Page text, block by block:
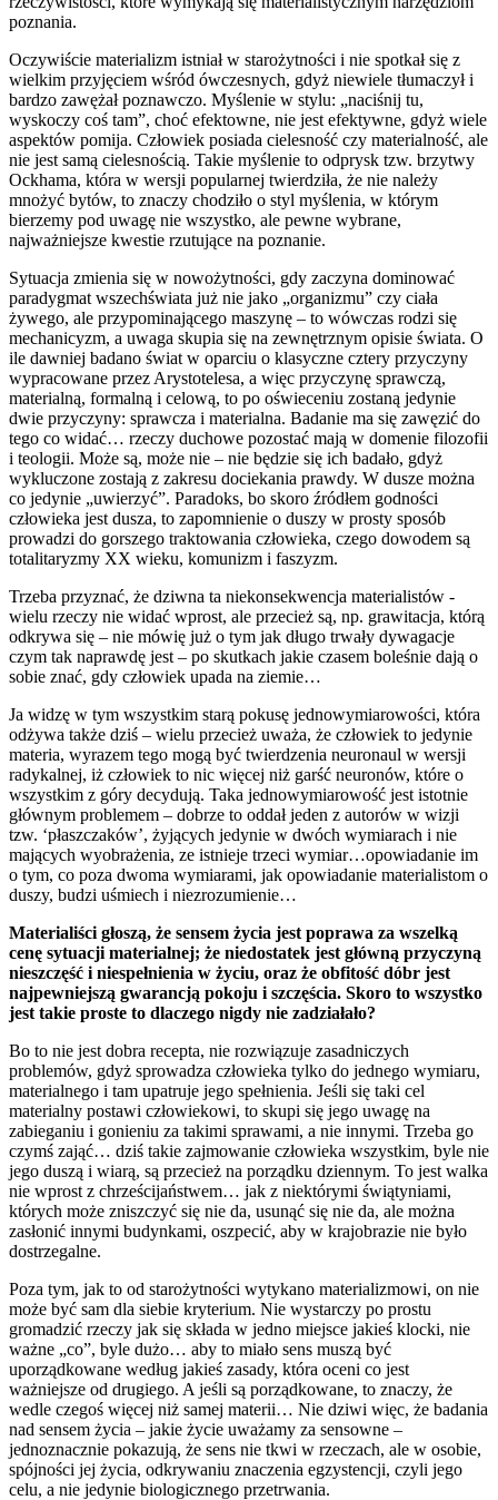
poznania.
Oczywiście materializm istniał w starożytności i nie spotkał się z
wielkim przyjęciem wśród ówczesnych, gdyż niewiele tłumaczył i
bardzo zawężał poznawczo. Myślenie w stylu: „naciśnij tu,
wyskoczy coś tam”, choć efektowne, nie jest efektywne, gdyż wiele
aspektów pomija. Człowiek posiada cielesność czy materialność, ale
nie jest samą cielesnością. Takie myślenie to odprysk tzw. brzytwy
Ockhama, która w wersji popularnej twierdziła, że nie należy
mnożyć bytów, to znaczy chodziło o styl myślenia, w którym
bierzemy pod uwagę nie wszystko, ale pewne wybrane,
najważniejsze kwestie rzutujące na poznanie.
Sytuacja zmienia się w nowożytności, gdy zaczyna dominować
paradygmat wszechświata już nie jako „organizmu” czy ciała
żywego, ale przypominającego maszynę – to wówczas rodzi się
mechanicyzm, a uwaga skupia się na zewnętrznym opisie świata. O
ile dawniej badano świat w oparciu o klasyczne cztery przyczyny
wypracowane przez Arystotelesa, a więc przyczynę sprawczą,
materialną, formalną i celową, to po oświeceniu zostaną jedynie
dwie przyczyny: sprawcza i materialna. Badanie ma się zawęzić do
tego co widać… rzeczy duchowe pozostać mają w domenie filozofii
i teologii. Może są, może nie – nie będzie się ich badało, gdyż
wykluczone zostają z zakresu dociekania prawdy. W dusze można
co jedynie „uwierzyć”. Paradoks, bo skoro źródłem godności
człowieka jest dusza, to zapomnienie o duszy w prosty sposób
prowadzi do gorszego traktowania człowieka, czego dowodem są
totalitaryzmy XX wieku, komunizm i faszyzm.
Trzeba przyznać, że dziwna ta niekonsekwencja materialistów -
wielu rzeczy nie widać wprost, ale przecież są, np. grawitacja, którą
odkrywa się – nie mówię już o tym jak długo trwały dywagacje
czym tak naprawdę jest – po skutkach jakie czasem boleśnie dają o
sobie znać, gdy człowiek upada na ziemie…
Ja widzę w tym wszystkim starą pokusę jednowymiarowości, która
odżywa także dziś – wielu przecież uważa, że człowiek to jedynie
materia, wyrazem tego mogą być twierdzenia neuronaul w wersji
radykalnej, iż człowiek to nic więcej niż garść neuronów, które o
wszystkim z góry decydują. Taka jednowymiarowość jest istotnie
głównym problemem – dobrze to oddał jeden z autorów w wizji
tzw. ‘płaszczaków’, żyjących jedynie w dwóch wymiarach i nie
mających wyobrażenia, ze istnieje trzeci wymiar…opowiadanie im
o tym, co poza dwoma wymiarami, jak opowiadanie materialistom o
duszy, budzi uśmiech i niezrozumienie…
Materialiści głoszą, że sensem życia jest poprawa za wszelką
cenę sytuacji materialnej; że niedostatek jest główną przyczyną
nieszczęść i niespełnienia w życiu, oraz że obfitość dóbr jest
najpewniejszą gwarancją pokoju i szczęścia. Skoro to wszystko
jest takie proste to dlaczego nigdy nie zadziałało?
Bo to nie jest dobra recepta, nie rozwiązuje zasadniczych
problemów, gdyż sprowadza człowieka tylko do jednego wymiaru,
materialnego i tam upatruje jego spełnienia. Jeśli się taki cel
materialny postawi człowiekowi, to skupi się jego uwagę na
zabieganiu i gonieniu za takimi sprawami, a nie innymi. Trzeba go
czymś zająć… dziś takie zajmowanie człowieka wszystkim, byle nie
jego duszą i wiarą, są przecież na porządku dziennym. To jest walka
nie wprost z chrześcijaństwem… jak z niektórymi świątyniami,
których może zniszczyć się nie da, usunąć się nie da, ale można
zasłonić innymi budynkami, oszpecić, aby w krajobrazie nie było
dostrzegalne.
Poza tym, jak to od starożytności wytykano materializmowi, on nie
może być sam dla siebie kryterium. Nie wystarczy po prostu
gromadzić rzeczy jak się składa w jedno miejsce jakieś klocki, nie
ważne „co”, byle dużo… aby to miało sens muszą być
uporządkowane według jakieś zasady, która oceni co jest
ważniejsze od drugiego. A jeśli są porządkowane, to znaczy, że
wedle czegoś więcej niż samej materii… Nie dziwi więc, że badania
nad sensem życia – jakie życie uważamy za sensowne –
jednoznacznie pokazują, że sens nie tkwi w rzeczach, ale w osobie,
spójności jej życia, odkrywaniu znaczenia egzystencji, czyli jego
celu, a nie jedynie biologicznego przetrwania.